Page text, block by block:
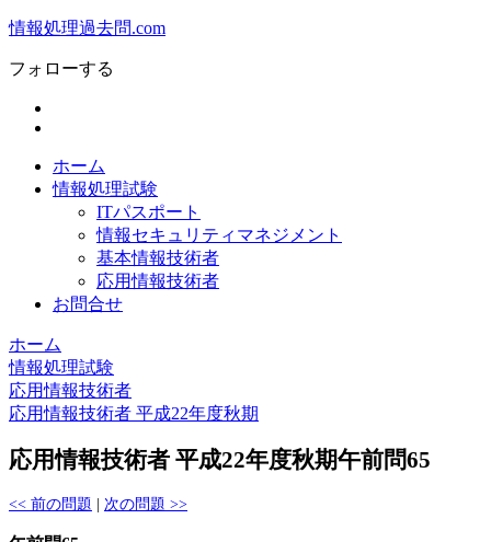
情報処理過去問.com
フォローする
ホーム
情報処理試験
ITパスポート
情報セキュリティマネジメント
基本情報技術者
応用情報技術者
お問合せ
ホーム
情報処理試験
応用情報技術者
応用情報技術者 平成22年度秋期
応用情報技術者 平成22年度秋期午前問65
<< 前の問題 次の問題 >>